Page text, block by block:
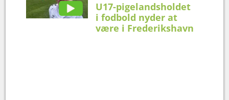
U17-pigelandsholdet
i fodbold nyder at
være i Frederikshavn